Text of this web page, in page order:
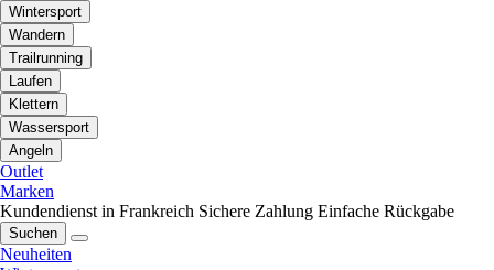
Wintersport
Wandern
Trailrunning
Laufen
Klettern
Wassersport
Angeln
Outlet
Marken
Kundendienst in Frankreich Sichere Zahlung Einfache Rückgabe
Suchen
Neuheiten